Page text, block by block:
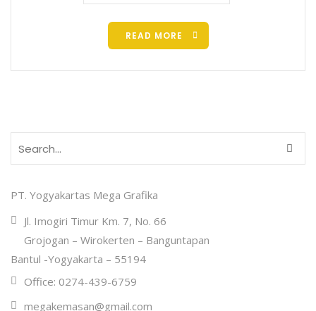
READ MORE
PT. Yogyakartas Mega Grafika
Jl. Imogiri Timur Km. 7, No. 66
Grojogan – Wirokerten – Banguntapan
Bantul -Yogyakarta – 55194
Office: 0274-439-6759
megakemasan@gmail.com